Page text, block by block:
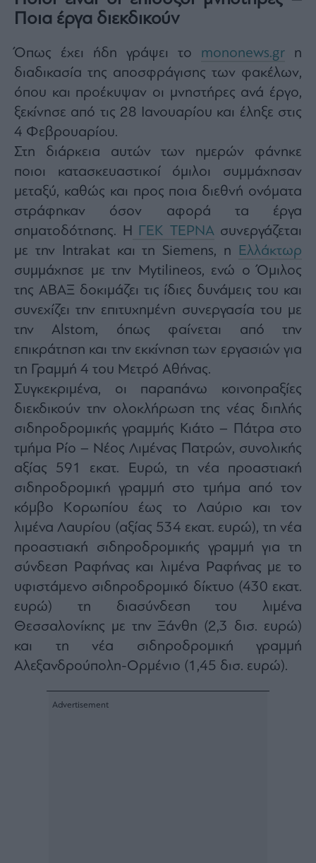
Ποια έργα διεκδικούν
Όπως έχει ήδη γράψει το mononews.gr η
διαδικασία της αποσφράγισης των φακέλων,
όπου και προέκυψαν οι μνηστήρες ανά έργο,
ξεκίνησε από τις 28 Ιανουαρίου και έληξε στις
4 Φεβρουαρίου.
Στη διάρκεια αυτών των ημερών φάνηκε
ποιοι κατασκευαστικοί όμιλοι συμμάχησαν
μεταξύ, καθώς και προς ποια διεθνή ονόματα
στράφηκαν όσον αφορά τα έργα
σηματοδότησης. Η
ΓΕΚ ΤΕΡΝΑσυνεργάζεται
με την Intrakat και τη Siemens, η
Ελλάκτωρ
συμμάχησε με την Mytilineos, ενώ ο Όμιλος
της ΑΒΑΞ δοκιμάζει τις ίδιες δυνάμεις του και
συνεχίζει την επιτυχημένη συνεργασία του με
την Alstom, όπως φαίνεται από την
επικράτηση και την εκκίνηση των εργασιών για
τη Γραμμή 4 του Μετρό Αθήνας.
Συγκεκριμένα, οι παραπάνω κοινοπραξίες
διεκδικούν την ολοκλήρωση της νέας διπλής
σιδηροδρομικής γραμμής Κιάτο – Πάτρα στο
τμήμα Ρίο – Νέος Λιμένας Πατρών, συνολικής
αξίας 591 εκατ. Ευρώ, τη νέα προαστιακή
σιδηροδρομική γραμμή στο τμήμα από τον
κόμβο Κορωπίου έως το Λαύριο και τον
λιμένα Λαυρίου (αξίας 534 εκατ. ευρώ), τη νέα
προαστιακή σιδηροδρομικής γραμμή για τη
σύνδεση Ραφήνας και λιμένα Ραφήνας με το
υφιστάμενο σιδηροδρομικό δίκτυο (430 εκατ.
ευρώ) τη διασύνδεση του λιμένα
Θεσσαλονίκης με την Ξάνθη (2,3 δισ. ευρώ)
και τη νέα σιδηροδρομική γραμμή
Αλεξανδρούπολη-Ορμένιο (1,45 δισ. ευρώ).